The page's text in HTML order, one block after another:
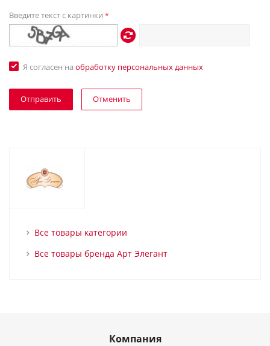
Введите текст с картинки *
Я согласен на обработку персональных данных
Отменить
Все товары категории
Все товары бренда Арт Элегант
Компания